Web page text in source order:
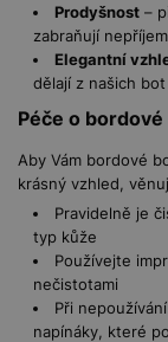
Prodyšnost–
zabraňují
Elegantní
dělají z našich
Péče o
Aby Vám bordové
krásný vzhled,
Pravidelně je
typ kůže
Používejte
nečistotami
Při
napínáky, které